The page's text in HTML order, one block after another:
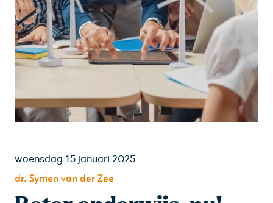
woensdag 15 januari 2025
dr. Symen van der Zee